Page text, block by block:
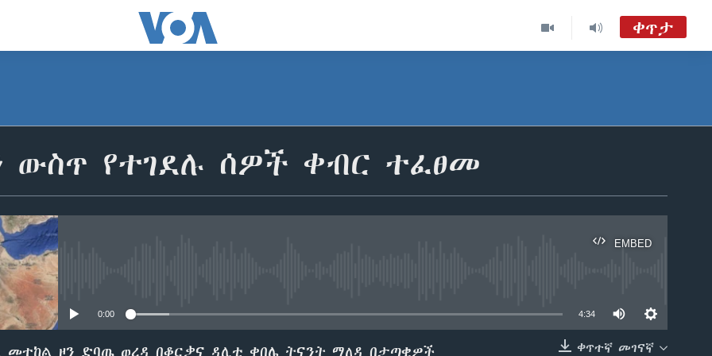
ቀጥታ
ውስጥ የተገደሉ ሰዎች ቀብር ተፈፀመ
EMBED
0:00 4:34
ቀጥተኛ መገናኛ
መተከል ዞን ድባጤ ወረዳ በቆርቃና ዳሊቲ ቀበሌ ትናንት ማለዳ በታጣቂዎች